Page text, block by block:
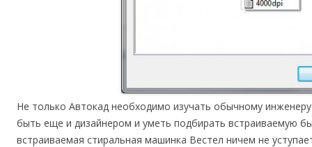
Не только Автокад необходимо изучать обычному
быть еще и дизайнером и уметь подбирать встраиваемую
встраиваемая стиральная машинка Вестел ничем не